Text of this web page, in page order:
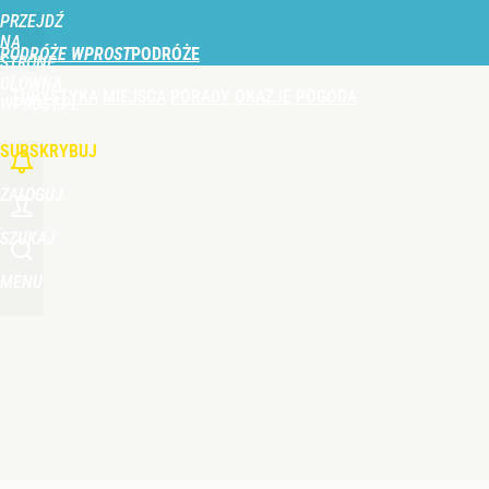
PRZEJDŹ
NA
STRONĘ
PODRÓŻE WPROST
SUBSKRYBUJ